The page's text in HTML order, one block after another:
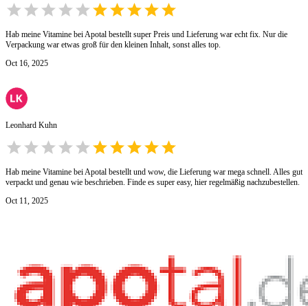
Hab meine Vitamine bei Apotal bestellt super Preis und Lieferung war echt fix. Nur die
Verpackung war etwas groß für den kleinen Inhalt, sonst alles top.
Oct 16, 2025
Leonhard Kuhn
Hab meine Vitamine bei Apotal bestellt und wow, die Lieferung war mega schnell. Alles gut
verpackt und genau wie beschrieben. Finde es super easy, hier regelmäßig nachzubestellen.
Oct 11, 2025